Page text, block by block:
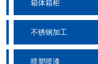
箱体箱柜
不锈钢加工
喷塑喷漆